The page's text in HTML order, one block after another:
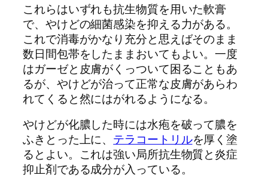
これらはいずれも抗生物質を用いた軟膏
で、やけどの細菌感染を抑える力がある。
これで消毒がかなり充分と思えばそのまま
数日間包帯をしたままおいてもよい。一度
はガーゼと皮膚がくっついて困ることもあ
るが、やけどが治って正常な皮膚があらわ
れてくると然にはがれるようになる。
やけどが化膿した時には水疱を破って膿を
ふきとった上に、 テラコートリルを厚く塗
るとよい。これは強い局所抗生物質と炎症
抑止剤である成分が入っている。